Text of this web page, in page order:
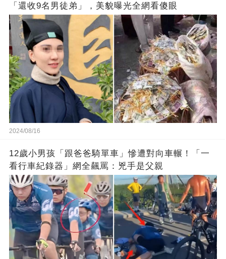
「還收9名男徒弟」，美貌曝光全網看傻眼
2024/08/16
12歲小男孩「跟爸爸騎單車」慘遭對向車輾！「一
看行車紀錄器」網全飆罵：兇手是父親